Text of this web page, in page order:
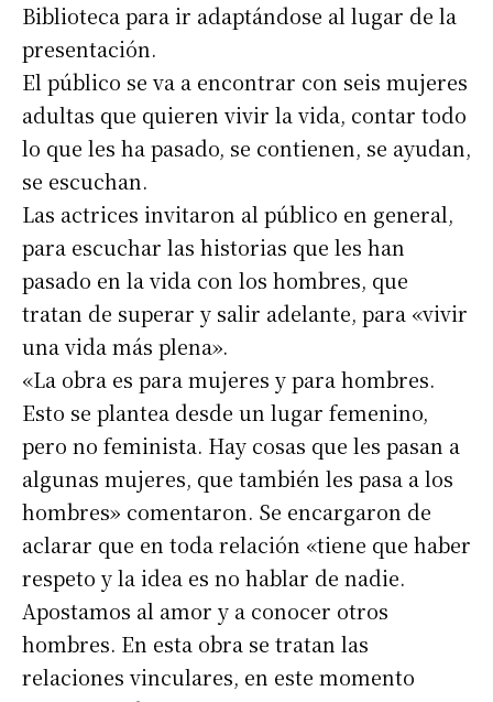
Biblioteca para ir adaptándose al lugar de la
presentación.
El público se va a encontrar con seis mujeres
adultas que quieren vivir la vida, contar todo
lo que les ha pasado, se contienen, se ayudan,
se escuchan.
Las actrices invitaron al público en general,
para escuchar las historias que les han
pasado en la vida con los hombres, que
tratan de superar y salir adelante, para «vivir
una vida más plena».
«La obra es para mujeres y para hombres.
Esto se plantea desde un lugar femenino,
pero no feminista. Hay cosas que les pasan a
algunas mujeres, que también les pasa a los
hombres» comentaron. Se encargaron de
aclarar que en toda relación «tiene que haber
respeto y la idea es no hablar de nadie.
Apostamos al amor y a conocer otros
hombres. En esta obra se tratan las
relaciones vinculares, en este momento